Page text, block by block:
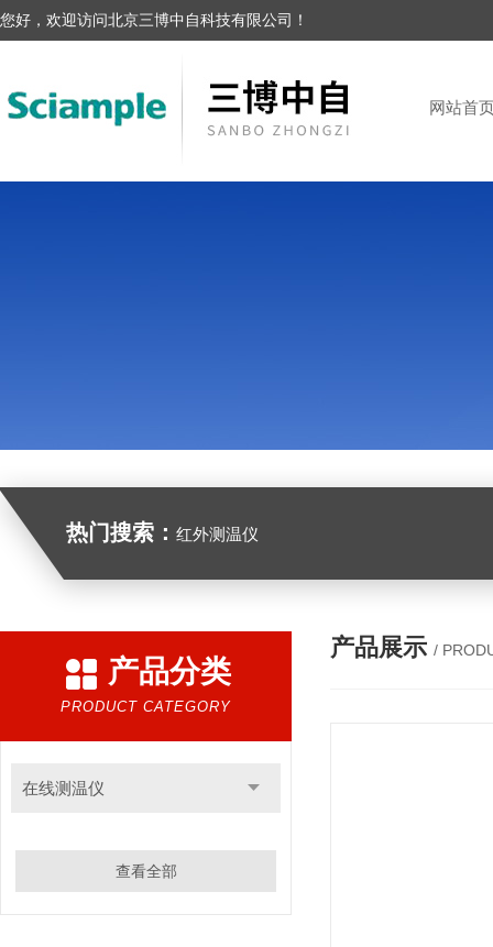
您好，欢迎访问北京三博中自科技有限公司！
网站首
热门搜索： 红外测温仪
产品分类
PRODUCT CATEGORY
在线测温仪
查看全部
产品展示 /